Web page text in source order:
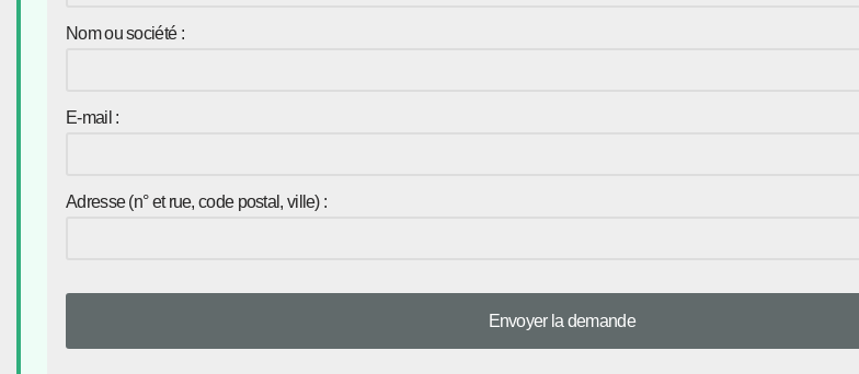
Nom ou société :
E-mail :
Adresse (n° et rue, code postal, ville) :